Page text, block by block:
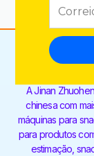
A Jinan
chinesa com
máquinas para
para produtos
estimação,